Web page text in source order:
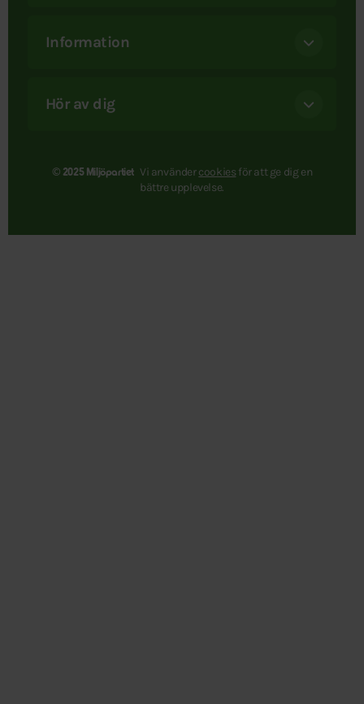
Information
Hör av dig
© 2025 Miljöpartiet Vi användercookies för att ge dig en
bättre upplevelse.